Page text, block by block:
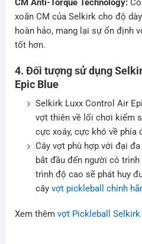
CM Anti-Torque Technology:
xoắn CM của Selkirk cho độ
hoàn hảo, mang lại sự ổn định
tốt hơn.
4. Đối tượng sử dụng
Epic Blue
Selkirk Luxx Control Air
vợt thiên về lối chơi kiểm
cực xoáy, cực khó về phía
Cây vợt phù hợp với đại
bắt đầu đến người có
trình độ cao sẽ phát huy
cây vợt pickleball chính
Xem thêm vợt Pickleball Selkirk